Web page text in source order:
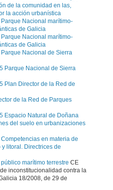
de la comunidad en las,
la acción urbanística
Nacional marítimo-
de Galicia
Nacional marítimo-
de Galicia
Nacional de Sierra
Parque Nacional de Sierra
Plan Director de la Red de
de la Red de Parques
Espacio Natural de Doñana
del suelo en urbanizaciones
en materia de
litoral. Directrices de
marítimo terrestre CE
inconstitucionalidad contra la
18/2008, de 29 de